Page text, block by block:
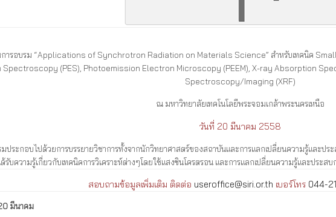
การอบรม “Applications of Synchrotron Radiation on Materials Science” สำหรับเทคนิค
Spectroscopy (PES), Photoemission Electron Microscopy (PEEM), X-ray Absorption
Spectroscopy/Imaging (XRF)
ณ มหาวิทยาลัยเทคโนโลยีพระจอมเกล้าพระนครเหนือ
วันที่ 20 มีนาคม 2558
กอบไปด้วยการบรรยายวิชาการทั้งจากนักวิทยาศาสตร์ของสถาบันและการแลกเปลี่ยนความรู้และปร
รับความรู้เกี่ยวกับเทคนิคการวิเคราะห์ต่างๆโดยใช้แสงซินโครตรอน และการแลกเปลี่ยนความรู้และประส
สอบถามข้อมูลเพิ่มเติม ติดต่อ useroffice@siri.or.th เบอร์โทร 044-
มีนาคม